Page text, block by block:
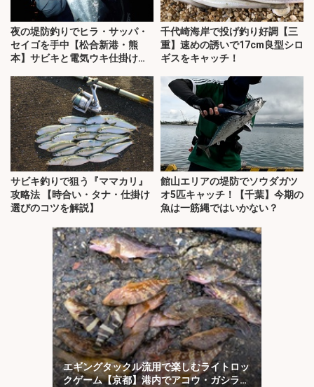
夜の堤防釣りでヒラ・サッパ・
セイゴを手中【松合新港・熊
本】サビキと電気ウキ仕掛けで
千代崎海岸で投げ釣り好調【三
重】速めの誘いで17cm良型シロ
ギスをキャッチ！
サビキ釣りで狙う『ママカリ』
攻略法 【時合い・タナ・仕掛け
選びのコツを解説】
館山エリアの堤防でソウダガツ
オ5匹キャッチ！【千葉】今期の
魚は一筋縄ではいかない？
エギングタックル流用で楽しむライトロッ
クゲーム【京都】港内でアコウ・ガシラ・